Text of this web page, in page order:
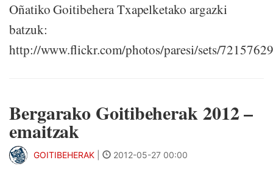
Oñatiko Goitibehera Txapelketako argazki
batzuk:
http://www.flickr.com/photos/paresi/sets/
Bergarako Goitibeherak 2012 –
emaitzak
GOITIBEHERAK 2012-05-27 00:00